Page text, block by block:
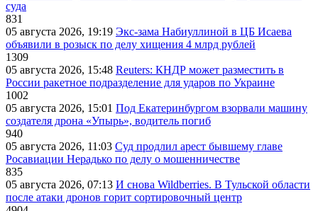
суда
831
05 августа 2026, 19:19 Экс-зама Набиуллиной в ЦБ Исаева
объявили в розыск по делу хищения 4 млрд рублей
1309
05 августа 2026, 15:48 Reuters: КНДР может разместить в
России ракетное подразделение для ударов по Украине
1002
05 августа 2026, 15:01 Под Екатеринбургом взорвали машину
создателя дрона «Упырь», водитель погиб
940
05 августа 2026, 11:03 Суд продлил арест бывшему главе
Росавиации Нерадько по делу о мошенничестве
835
05 августа 2026, 07:13 И снова Wildberries. В Тульской области
после атаки дронов горит сортировочный центр